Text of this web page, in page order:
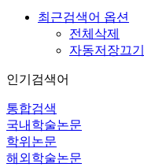
최근검색어 옵션
전체삭제
자동저장끄기
인기검색어
통합검색
국내학술논문
학위논문
해외학술논문